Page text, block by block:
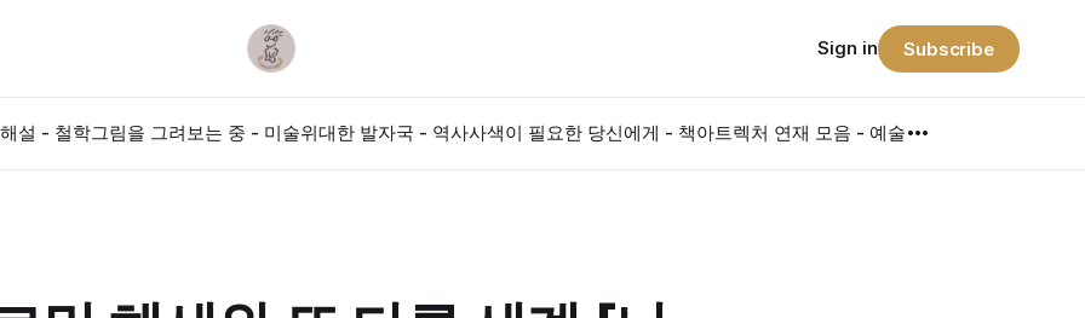
설 - 철학그림을 그려보는 중 - 미술위대한 발자국 - 역사사색이 필요한 당신에게 - 책아트렉처 연재 모음 - 예술
Sign in Subscribe